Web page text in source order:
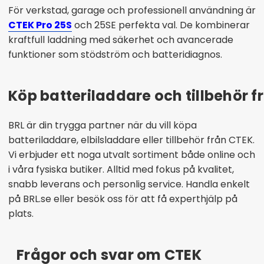
För verkstad, garage och professionell användning är
CTEK Pro 25S och 25SE perfekta val. De kombinerar
kraftfull laddning med säkerhet och avancerade
funktioner som stödström och batteridiagnos.
Köp batteriladdare och tillbehör
BRL är din trygga partner när du vill köpa
batteriladdare, elbilsladdare eller tillbehör från CTEK.
Vi erbjuder ett noga utvalt sortiment både online och
i våra fysiska butiker. Alltid med fokus på kvalitet,
snabb leverans och personlig service. Handla enkelt
på BRL.se eller besök oss för att få experthjälp på
plats.
Frågor och svar om CTEK